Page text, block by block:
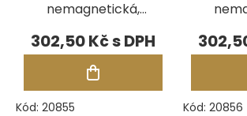
nemagnetická,
120 mm (No. 2A)
302,50 Kč
Kód: 20855
110
Kód: 20856